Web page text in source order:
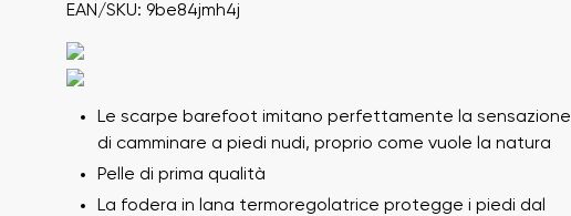
EAN/SKU: 9be84jmh4j
Le scarpe barefoot imitano perfettamente la sensazione
di camminare a piedi nudi, proprio come vuole la natura
Pelle di prima qualità
La fodera in lana termoregolatrice protegge i piedi dal